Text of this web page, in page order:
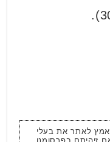
מאמץ לאתר את בעלי